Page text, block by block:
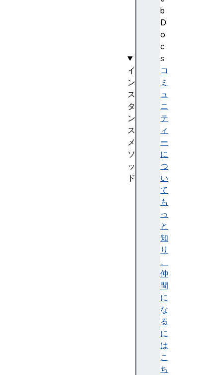
b
D
o
c
s
コ
ミ
ュ
ニ
テ
ィ
ー
に
つ
い
て
も
っ
と
知
り
、
仲
間
に
な
る
に
は
こ
ち
イ
ン
ス
タ
ン
ス
メ
ソ
ッ
ド